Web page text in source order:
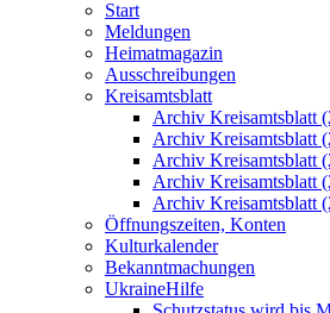
Start
Meldungen
Heimatmagazin
Ausschreibungen
Kreisamtsblatt
Archiv Kreisamtsblatt
Archiv Kreisamtsblatt
Archiv Kreisamtsblatt
Archiv Kreisamtsblatt
Archiv Kreisamtsblatt
Öffnungszeiten, Konten
Kulturkalender
Bekanntmachungen
UkraineHilfe